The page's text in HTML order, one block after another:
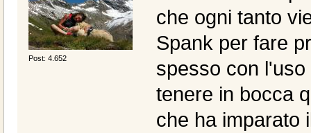
Post: 4.652
che ogni tanto
Spank per fare
spesso con
tenere in bocca
che ha imparato